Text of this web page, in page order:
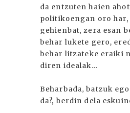
da entzuten haien
politikoengan oro
gehienbat, zera esan
behar lukete gero,
behar litzateke eraiki
diren idealak...
Beharbada, batzuk
da?, berdin dela